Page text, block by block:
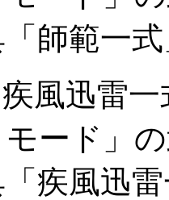
師範一
風迅雷一
モード」
疾風迅